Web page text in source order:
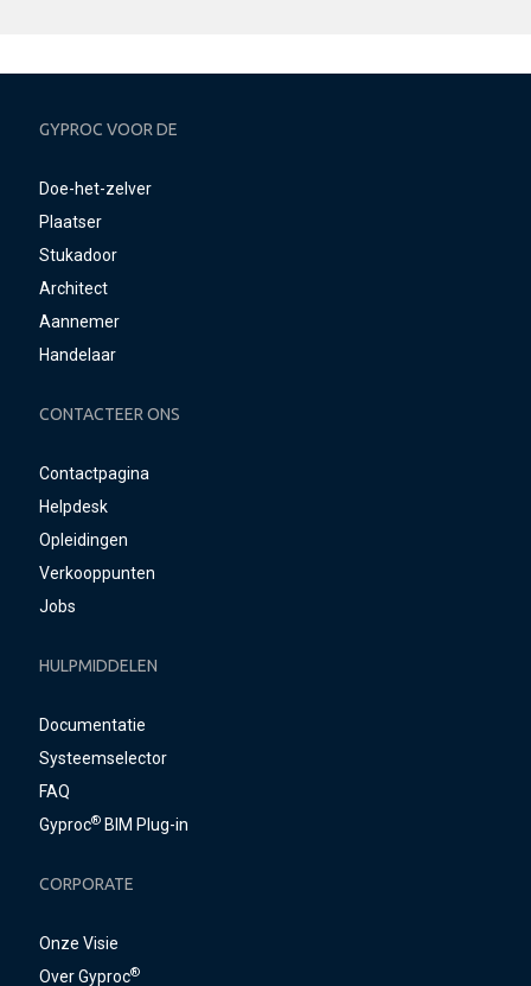
GYPROC VOOR DE
Doe-het-zelver
Plaatser
Stukadoor
Architect
Aannemer
Handelaar
CONTACTEER ONS
Contactpagina
Helpdesk
Opleidingen
Verkooppunten
Jobs
HULPMIDDELEN
Documentatie
Systeemselector
FAQ
Gyproc® BIM Plug-in
CORPORATE
Onze Visie
Over Gyproc®